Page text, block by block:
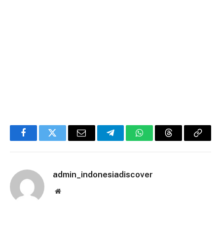
FacebookTwitter Email TelegramWhatsAppThreadsCopy
admin_indonesiadiscover
Website